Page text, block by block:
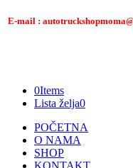
E-mail :
0Items
Lista želja0
POČETNA
O NAMA
SHOP
KONTAKT